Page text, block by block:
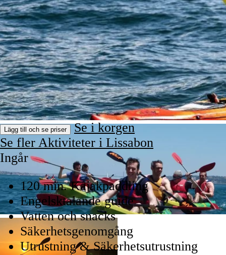
Lägg till och se priser
Se i korgen
Se fler Aktiviteter i Lissabon
Ingår
120 min. Kajakpaddling
Engelsktalande guide
Vatten och snacks
Säkerhetsgenomgång
Utrustning & Säkerhetsutrustning